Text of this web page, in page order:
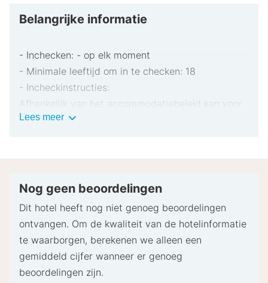
Belangrijke informatie
- Inchecken: - op elk moment
- Minimale leeftijd om in te checken: 18
- Incheckinstructies:
Afhankelijk van het accommodatiebeleid kan voor
extra personen een toeslag in rekening worden
verstrekken voor incidentele kosten.
beschikbaarheid bij het inchecken ingewilligd.
Hiervoor kunnen extra kosten in rekening worden
gebracht. Speciale verzoeken kunnen niet worden
gegarandeerd.
Lees meerBelangrijke
Nog geen beoordelingen
Dit hotel heeft nog niet genoeg beoordelingen
ontvangen. Om de kwaliteit van de hotelinformatie
te waarborgen, berekenen we alleen een
gemiddeld cijfer wanneer er genoeg
beoordelingen zijn.